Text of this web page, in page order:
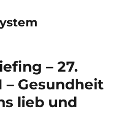
– 27.
– Gesundheit
lieb und